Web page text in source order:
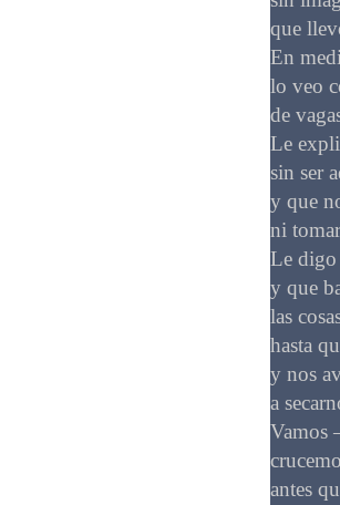
que
En
lo veo
de
Le
sin ser
y que
ni
Le digo
y que
las
hasta
y nos
a
Vamos
antes